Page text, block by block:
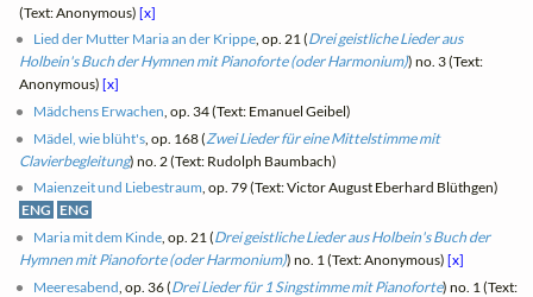
(Text: Anonymous)[x]
Lied der Mutter Maria an der Krippe, op. 21 (Drei geistliche Lieder aus
Holbein's Buch der Hymnen mit Pianoforte (oder Harmonium)) no. 3 (Text:
Anonymous)[x]
Mädchens Erwachen , op. 34 (Text: Emanuel Geibel)
Mädel, wie blüht's , op. 168 (Zwei Lieder für eine Mittelstimme mit
Clavierbegleitung) no. 2 (Text: Rudolph Baumbach)
Maienzeit und Liebestraum, op. 79 (Text: Victor August Eberhard Blüthgen)
ENG ENG
Maria mit dem Kinde , op. 21 (Drei geistliche Lieder aus Holbein's Buch der
Hymnen mit Pianoforte (oder Harmonium)) no. 1 (Text: Anonymous)[x]
Meeresabend , op. 36 (Drei Lieder für 1 Singstimme mit Pianoforte) no. 1 (Text: